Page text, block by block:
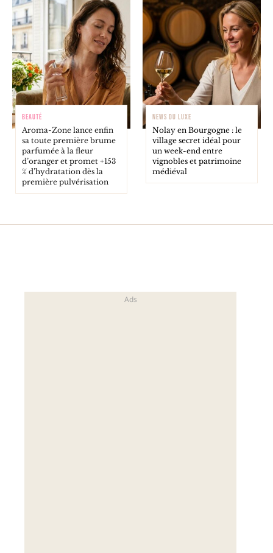
BEAUTÉ
Aroma-Zone lance enfin
sa toute première brume
parfumée à la fleur
d’oranger et promet +153
% d’hydratation dès la
première pulvérisation
NEWS DU LUXE
Nolay en Bourgogne : le
village secret idéal pour
un week-end entre
vignobles et patrimoine
médiéval